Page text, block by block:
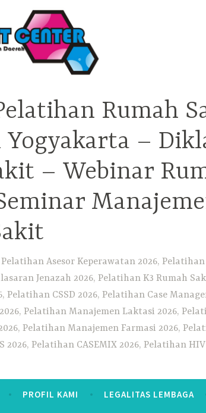
Rumah
–
– Webinar
Asesor Keperawatan 2026,
Jenazah 2026, Pelatihan K3 Rumah
CSSD 2026, Pelatihan Case
Pelatihan Manajemen Laktasi 2026,
Pelatihan Manajemen Farmasi 2026,
Pelatihan CASEMIX 2026, Pelatihan HIV
PROFIL KAMI LEGALITAS LEMBAGA